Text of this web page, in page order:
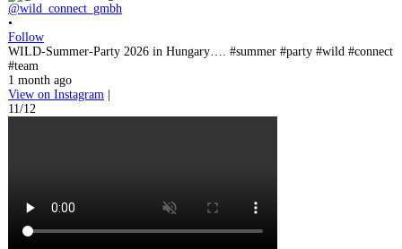
@wild_connect_gmbh
•
Follow
WILD-Summer-Party 2026 in Hungary…. #summer #party #wild #connect
#team
1 month ago
View on Instagram |
11/12